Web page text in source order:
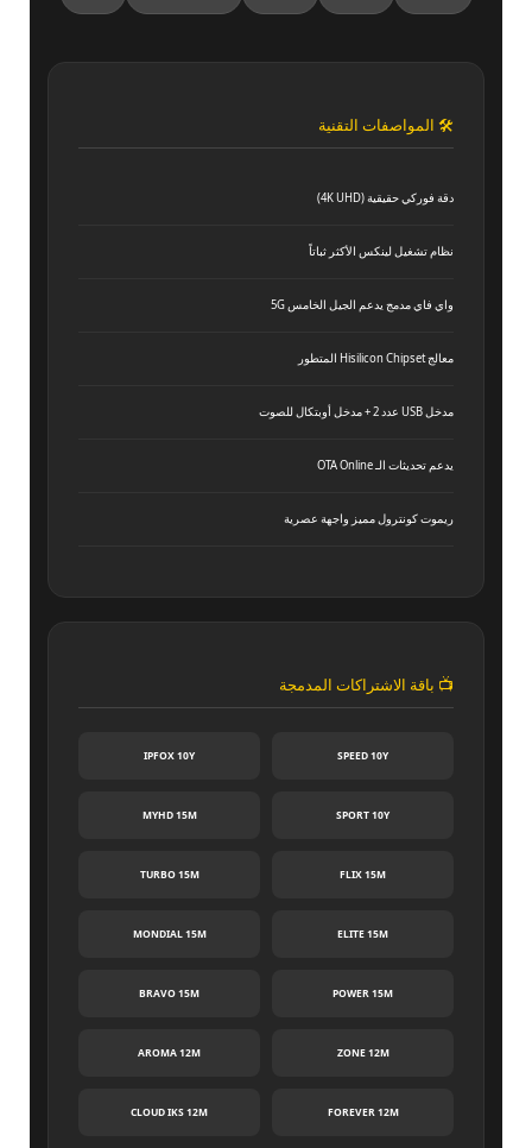
🛠️ المواصفات التقنية
دقة فوركي حقيقية (4K UHD)
نظام تشغيل لينكس الأكثر ثباتاً
واي فاي مدمج يدعم الجيل الخامس 5G
معالج Hisilicon Chipset المتطور
مدخل USB عدد 2 + مدخل أوبتكال للصوت
يدعم تحديثات الـ OTA Online
ريموت كونترول مميز واجهة عصرية
📺 باقة الاشتراكات المدمجة
SPEED 10Y
IPFOX 10Y
SPORT 10Y
MYHD 15M
FLIX 15M
TURBO 15M
ELITE 15M
MONDIAL 15M
POWER 15M
BRAVO 15M
ZONE 12M
AROMA 12M
FOREVER 12M
CLOUD IKS 12M